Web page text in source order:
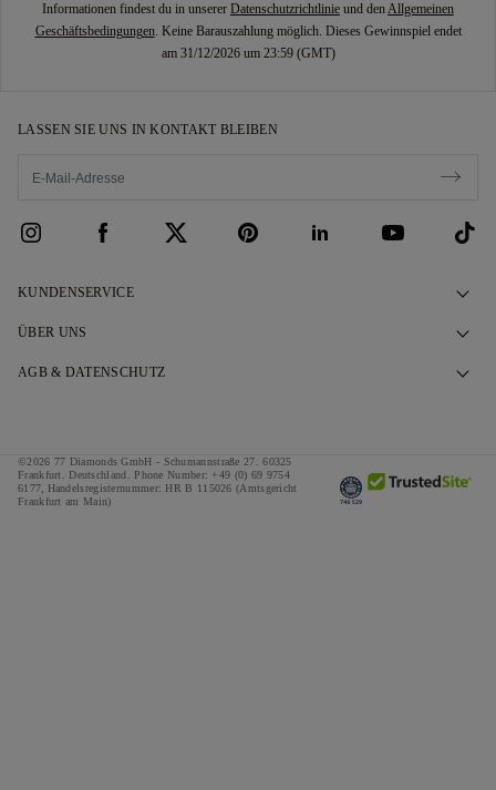
Informationen findest du in unserer Datenschutzrichtlinie und denAllgemeinen
Geschäftsbedingungen. Keine Barauszahlung möglich. Dieses Gewinnspiel endet
am 31/12/2026 um 23:59 (GMT)
LASSEN SIE UNS IN KONTAKT BLEIBEN
KUNDENSERVICE
Kontaktieren Sie uns
Allgemeine Geschäftsbedingungen zur Finanzierung
Rechner für Steuern & Abgaben
ÜBER UNS
Unsere Geschichte
Verantwortungsvolle Beschaffung
Medien
AGB & DATENSCHUTZ
Allgemeine Geschäftsbedingungen
©2026 77 Diamonds GmbH - Schumannstraße 27. 60325
Frankfurt. Deutschland. Phone Number: +49 (0) 69 9754
6177,
Handelsregisternummer: HR B 115026 (Amtsgericht
Frankfurt am Main)